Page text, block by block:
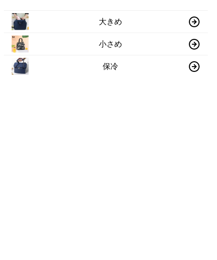
大きめ
小さめ
保冷